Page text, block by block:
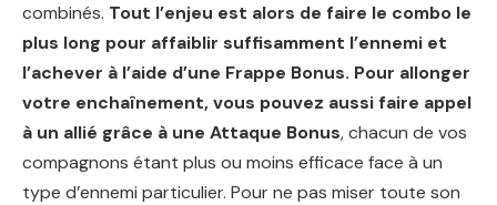
combinés. Tout l’enjeu est alors de faire le combo le
plus long pour affaiblir suffisamment l’ennemi et
l’achever à l’aide d’une Frappe Bonus. Pour allonger
votre enchaînement, vous pouvez aussi faire appel
à un allié grâce à une Attaque Bonus, chacun de vos
compagnons étant plus ou moins efficace face à un
type d’ennemi particulier. Pour ne pas miser toute son